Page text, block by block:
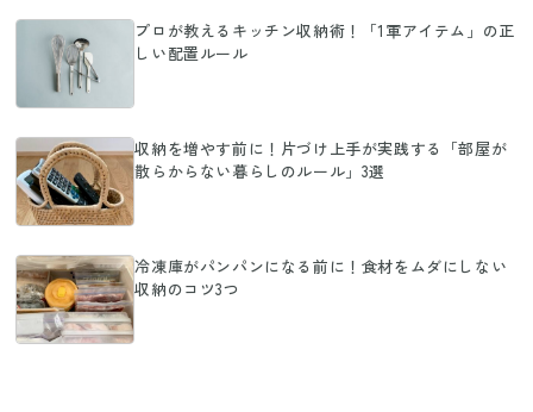
プロが教えるキッチン収納術！「1軍アイテム」の正
しい配置ルール
収納を増やす前に！片づけ上手が実践する「部屋が
散らからない暮らしのルール」3選
冷凍庫がパンパンになる前に！食材をムダにしない
収納のコツ3つ